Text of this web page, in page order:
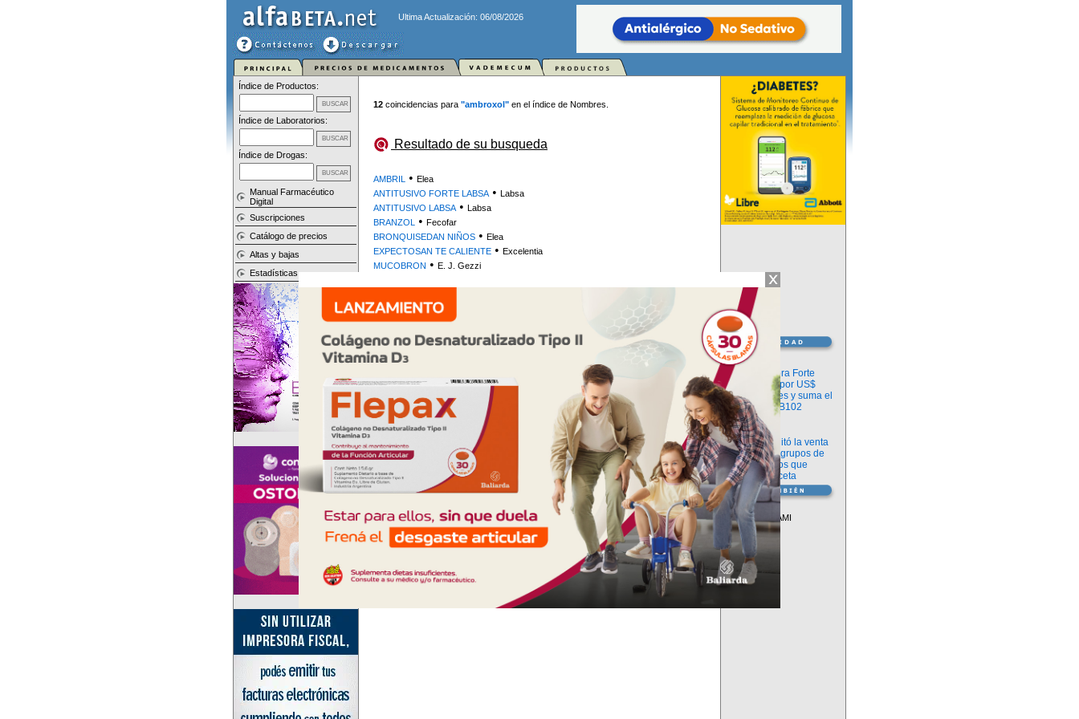
Ultima Actualización: 06/08/2026
Índice de Productos:
Índice de Laboratorios:
Índice de Drogas:
Manual Farmacéutico
Digital
Suscripciones
Catálogo de precios
Altas y bajas
Estadísticas
12 coincidencias para "ambroxol" en el índice de Nombres.
Resultado de su busqueda
AMBRIL • Elea
ANTITUSIVO FORTE LABSA • Labsa
ANTITUSIVO LABSA • Labsa
BRANZOL
• Fecofar
BRONQUISEDAN NIÑOS • Elea
EXPECTOSAN TE CALIENTE • Excelentia
MUCOBRON • E. J. Gezzi
TOSCALMIN TE•
TOSEDRIN•Lafedar
TUKOL RAPIDA ACCION•Genomma Lab.
Información
argenx compra Forte
Biosciences por US$
2.200 millones y suma el
anticuerpo FB102
Información
ANMAT habilitó la venta
libre de diez grupos de
medicamentos que
requerían receta
Vademécum
Descuentos PAMI